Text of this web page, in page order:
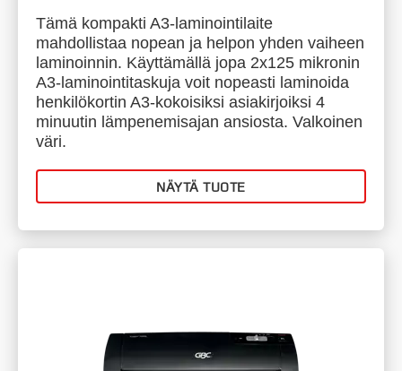
Tämä kompakti A3-laminointilaite
mahdollistaa nopean ja helpon yhden vaiheen
laminoinnin. Käyttämällä jopa 2x125 mikronin
A3-laminointitaskuja voit nopeasti laminoida
henkilökortin A3-kokoisiksi asiakirjoiksi 4
minuutin lämpenemisajan ansiosta. Valkoinen
väri.
NÄYTÄ TUOTE